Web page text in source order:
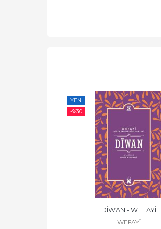
YENI
-%30
DÎWAN - WEFAYÎ
WEFAYÎ